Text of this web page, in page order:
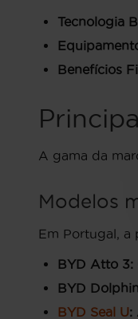
Tecnologia
Benefícios
A gama da
Modelos
Em Portugal, a
BYD Atto 3:
BYD
BYD Seal U: